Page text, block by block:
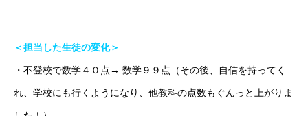
＜担当した生徒の変化＞
・不登校で数学４０点→ 数学９９点（その後、自信を持ってく
れ、学校にも行くようになり、他教科の点数もぐんっと上がりま